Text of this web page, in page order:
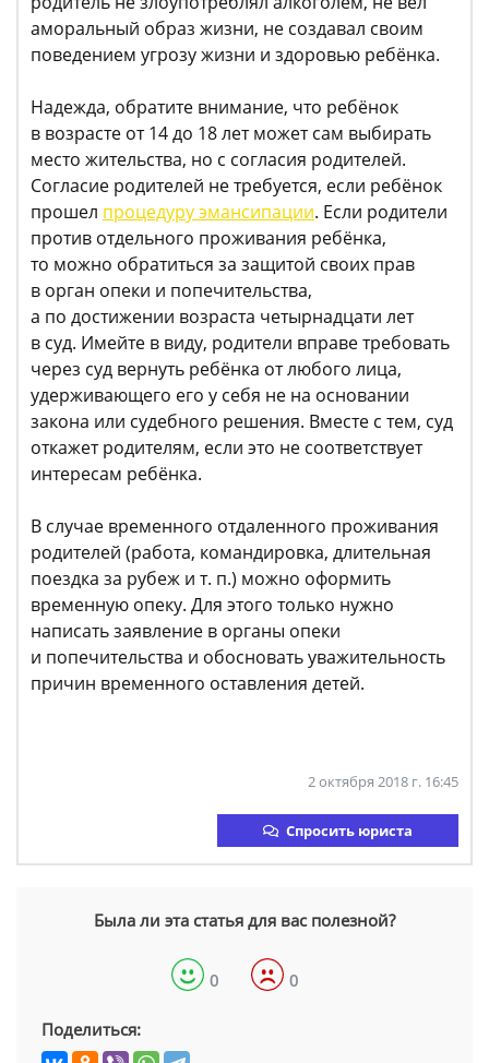
аморальный образ жизни, не создавал своим
поведением угрозу жизни и здоровью ребёнка.
Надежда, обратите внимание, что ребёнок
в возрасте от 14 до 18 лет может сам выбирать
место жительства, но с согласия родителей.
Согласие родителей не требуется, если ребёнок
прошел процедуру эмансипации. Если родители
против отдельного проживания ребёнка,
то можно обратиться за защитой своих прав
в орган опеки и попечительства,
а по достижении возраста четырнадцати лет
в суд. Имейте в виду, родители вправе требовать
через суд вернуть ребёнка от любого лица,
удерживающего его у себя не на основании
закона или судебного решения. Вместе с тем, суд
откажет родителям, если это не соответствует
интересам ребёнка.
В случае временного отдаленного проживания
родителей (работа, командировка, длительная
поездка за рубеж и т. п.) можно оформить
временную опеку. Для этого только нужно
написать заявление в органы опеки
и попечительства и обосновать уважительность
причин временного оставления детей.
2 октября 2018 г. 16:45
Спросить юриста
Была ли эта статья для вас полезной?
0 0
Поделиться: